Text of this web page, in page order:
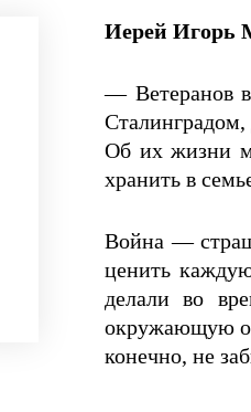
Иерей Игорь
— Ветеранов в
Сталинградом,
Об их жизни
хранить в
Война —
ценить
делали во
окружающую
конечно, не